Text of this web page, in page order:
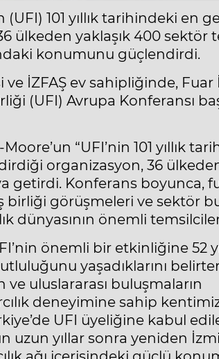
101 yıllık tarihindeki en
ülkeden yaklaşık 400 sektör
konumunu güçlendirdi.
İZFAŞ ev sahipliğinde, Fuar
(UFI) Avrupa Konferansı
“UFI’nin 101 yıllık
organizasyon, 36
getirdi. Konferans boyunca,
görüşmeleri ve sektör
dünyasının önemli
önemli bir etkinliğine 52
yaşadıklarını
uluslararası buluşmaların
deneyimine sahip
UFI üyeliğine kabul
uzun yıllar sonra yeniden